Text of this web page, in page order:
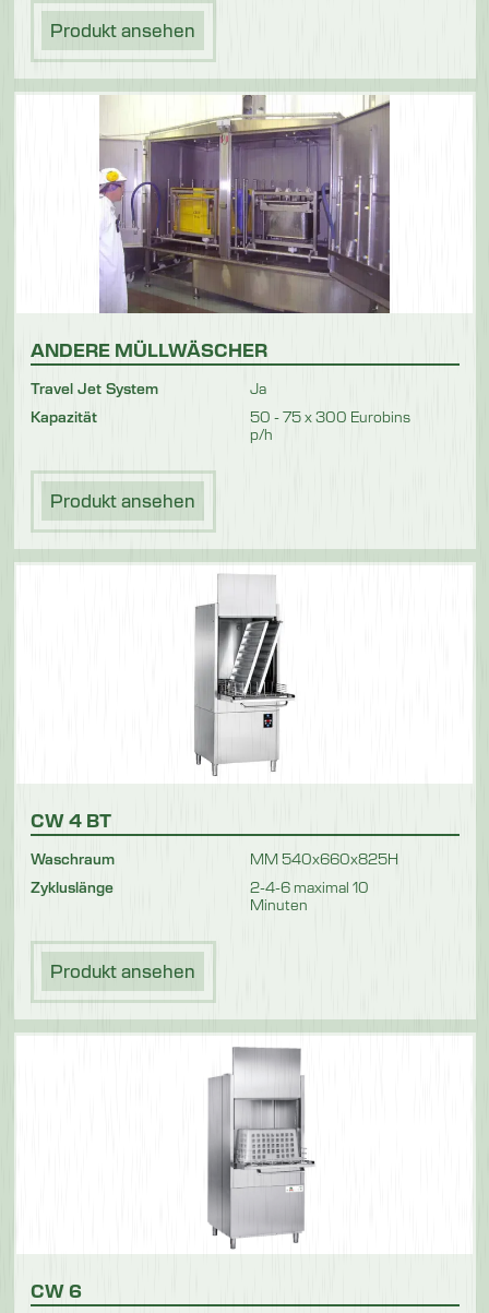
Produkt ansehen
ANDERE MÜLLWÄSCHER
Travel Jet System
Ja
Kapazität
50 - 75 x 300 Eurobins
p/h
Produkt ansehen
CW 4 BT
Waschraum
MM 540x660x825H
Zykluslänge
2-4-6 maximal 10
Minuten
Produkt ansehen
CW 6